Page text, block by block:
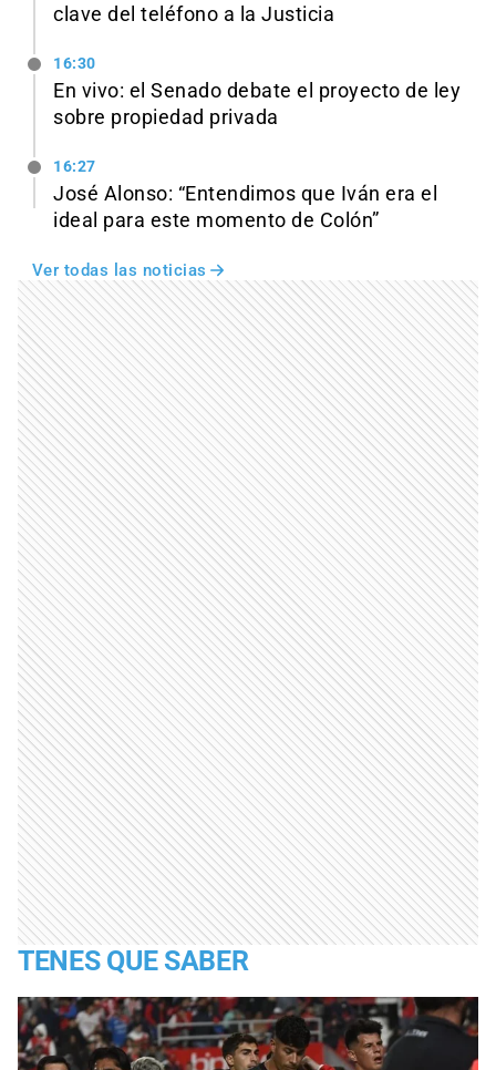
clave del teléfono a la Justicia
16:30
En vivo: el Senado debate el proyecto de ley
sobre propiedad privada
16:27
José Alonso: “Entendimos que Iván era el
ideal para este momento de Colón”
Ver todas las noticias
TENES QUE SABER